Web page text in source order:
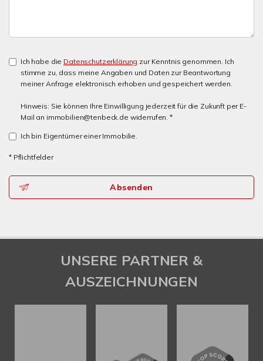
Ich habe die Datenschutzerklärung zur Kenntnis genommen. Ich
stimme zu, dass meine Angaben und Daten zur Beantwortung
meiner Anfrage elektronisch erhoben und gespeichert werden.
Hinweis: Sie können Ihre Einwilligung jederzeit für die Zukunft per E-
Mail an immobilien@tenbeck.de widerrufen. *
Ich bin Eigentümer einer Immobilie.
* Pflichtfelder
Absenden
UNSERE PARTNER &
AUSZEICHNUNGEN